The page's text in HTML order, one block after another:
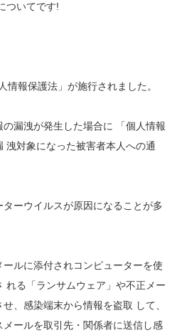
ついてです!
情報保護法」が施行されました。
漏洩が発生した場合に 「個人情報
洩対象になった被害者本人への通
ーウイルスが原因になることが多
ルに添付されコンピューターを使
れる「ランサムウェア」や不正メー
、感染端末から情報を盗取 して、
ールを取引先・関係者に送信し感